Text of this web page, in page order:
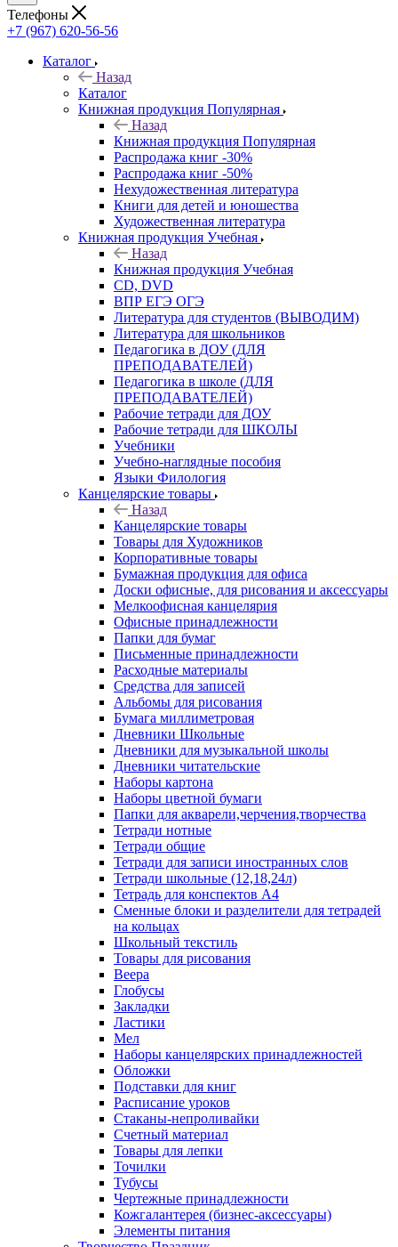
Телефоны
+7 (967) 620-56-56
Каталог
Назад
Каталог
Книжная продукция Популярная
Назад
Книжная продукция Популярная
Распродажа книг -30%
Распродажа книг -50%
Нехудожественная литература
Книги для детей и юношества
Художественная литература
Книжная продукция Учебная
Назад
Книжная продукция Учебная
CD, DVD
ВПР ЕГЭ ОГЭ
Литература для студентов (ВЫВОДИМ)
Литература для школьников
Педагогика в ДОУ (ДЛЯ
ПРЕПОДАВАТЕЛЕЙ)
Педагогика в школе (ДЛЯ
ПРЕПОДАВАТЕЛЕЙ)
Рабочие тетради для ДОУ
Рабочие тетради для ШКОЛЫ
Учебники
Учебно-наглядные пособия
Языки Филология
Канцелярские товары
Назад
Канцелярские товары
Товары для Художников
Корпоративные товары
Бумажная продукция для офиса
Доски офисные, для рисования и аксессуары
Мелкоофисная канцелярия
Офисные принадлежности
Папки для бумаг
Письменные принадлежности
Расходные материалы
Средства для записей
Альбомы для рисования
Бумага миллиметровая
Дневники Школьные
Дневники для музыкальной школы
Дневники читательские
Наборы картона
Наборы цветной бумаги
Папки для акварели,черчения,творчества
Тетради нотные
Тетради общие
Тетради для записи иностранных слов
Тетради школьные (12,18,24л)
Тетрадь для конспектов А4
Сменные блоки и разделители для тетрадей
на кольцах
Школьный текстиль
Товары для рисования
Веера
Глобусы
Закладки
Ластики
Мел
Наборы канцелярских принадлежностей
Обложки
Подставки для книг
Расписание уроков
Стаканы-непроливайки
Счетный материал
Товары для лепки
Точилки
Тубусы
Чертежные принадлежности
Кожгалантерея (бизнес-аксессуары)
Элементы питания